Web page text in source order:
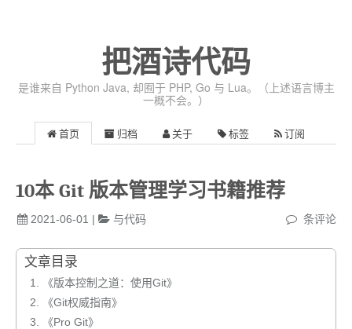
把酒诗代码
是谁来自 Python Java, 却囿于 PHP, Go 与 Lua。（上述语言博主
一概不会。）
首页 归档 关于 标签 订阅
10本 Git 版本管理学习书籍推荐
2021-06-01 | 与代码 条评论
文章目录
1.
《版本控制之道：使用Git》
2.
《Git权威指南》
3.
《Pro Git》